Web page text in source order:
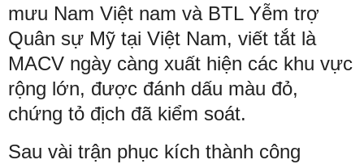
mưu Nam Việt nam và BTL Yễm trợ
Quân sự Mỹ tại Việt Nam, viết tắt là
MACV ngày càng xuất hiện các khu vực
rộng lớn, được đánh dấu màu đỏ,
chứng tỏ địch đã kiểm soát.
Sau vài trận phục kích thành công